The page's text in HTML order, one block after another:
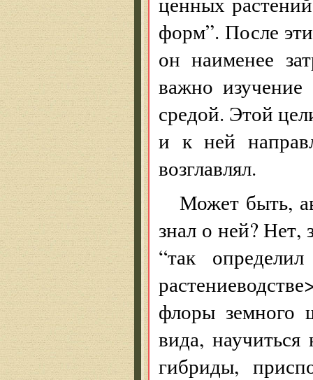
форм”. После
он наименее
важно
средой. Этой
и к ней
возглавлял.
Может быть,
знал о ней?
“так
флоры земного
вида, научиться
гибриды,